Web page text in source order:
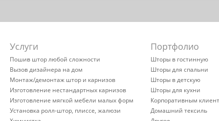
Услуги
Пошив штор любой сложности
Вызов дизайнера на дом
Монтаж/демонтаж штор и карнизов
Изготовление нестандартных карнизов
Изготовление мягкой мебели малых форм
Установка ролл-штор, плиссе, жалюзи
Портфолио
Шторы в гостинную
Шторы для спальни
Шторы в детскую
Шторы для кухни
Корпоративным
Домашний тексиль